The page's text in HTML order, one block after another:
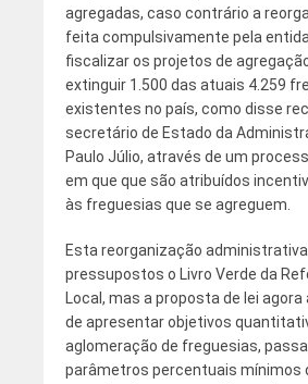
agregadas, caso contrário a
feita compulsivamente pela
fiscalizar os projetos de
extinguir 1.500 das atuais 4.259
existentes no país, como disse
secretário de Estado da
Paulo Júlio, através de um
em que que são atribuídos
às freguesias que se agreguem.
Esta reorganização
pressupostos o Livro Verde da
Local, mas a proposta de lei agora
de apresentar objetivos
aglomeração de freguesias,
parâmetros percentuais mínimos